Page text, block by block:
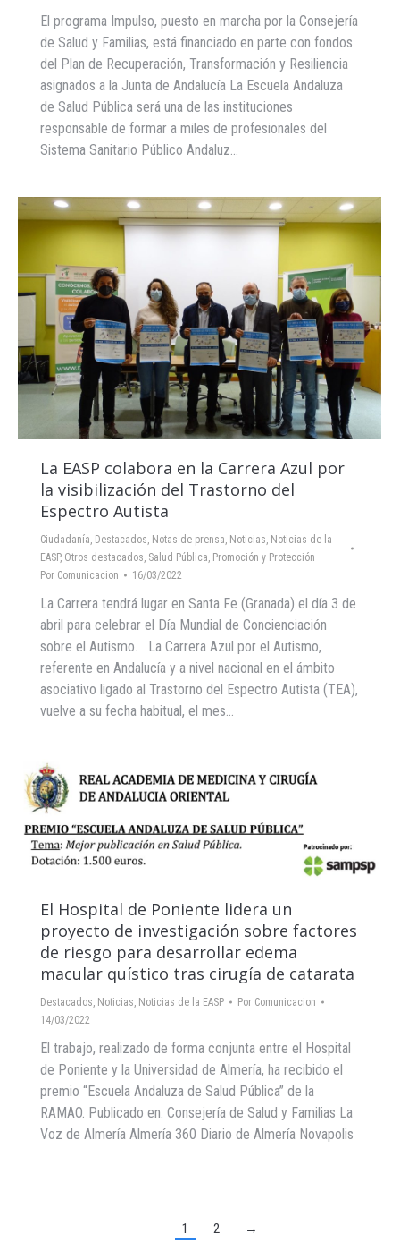
El programa Impulso, puesto en marcha por la Consejería
de Salud y Familias, está financiado en parte con fondos
del Plan de Recuperación, Transformación y Resiliencia
asignados a la Junta de Andalucía La Escuela Andaluza
de Salud Pública será una de las instituciones
responsable de formar a miles de profesionales del
Sistema Sanitario Público Andaluz…
La EASP colabora en la Carrera Azul por
la visibilización del Trastorno del
Espectro Autista
Ciudadanía, Destacados, Notas de prensa, Noticias, Noticias de la
EASP, Otros destacados, Salud Pública, Promoción y Protección
Por Comunicacion 16/03/2022
La Carrera tendrá lugar en Santa Fe (Granada) el día 3 de
abril para celebrar el Día Mundial de Concienciación
sobre el Autismo. La Carrera Azul por el Autismo,
referente en Andalucía y a nivel nacional en el ámbito
asociativo ligado al Trastorno del Espectro Autista (TEA),
vuelve a su fecha habitual, el mes…
El Hospital de Poniente lidera un
proyecto de investigación sobre factores
de riesgo para desarrollar edema
macular quístico tras cirugía de catarata
Destacados Noticias Noticias de la EASP Por Comunicacion
14/03/2022
El trabajo, realizado de forma conjunta entre el Hospital
de Poniente y la Universidad de Almería, ha recibido el
premio “Escuela Andaluza de Salud Pública” de la
RAMAO. Publicado en: Consejería de Salud y Familias La
Voz de Almería Almería 360 Diario de Almería Novapolis
1 2 →